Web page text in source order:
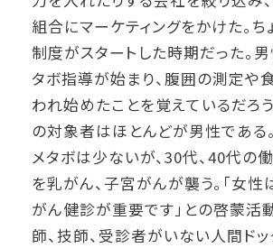
組合にマーケティングをかけた。
制度がスタートした時期だった。
タボ指導が始まり、腹囲の測定や
われ始めたことを覚えているだろ
の対象者はほとんどが男性である
メタボは少ないが、30代、40代の
を乳がん、子宮がんが襲う。「女性
がん健診が重要です」との啓蒙活
師、技師、受診者がいない人間ドッ